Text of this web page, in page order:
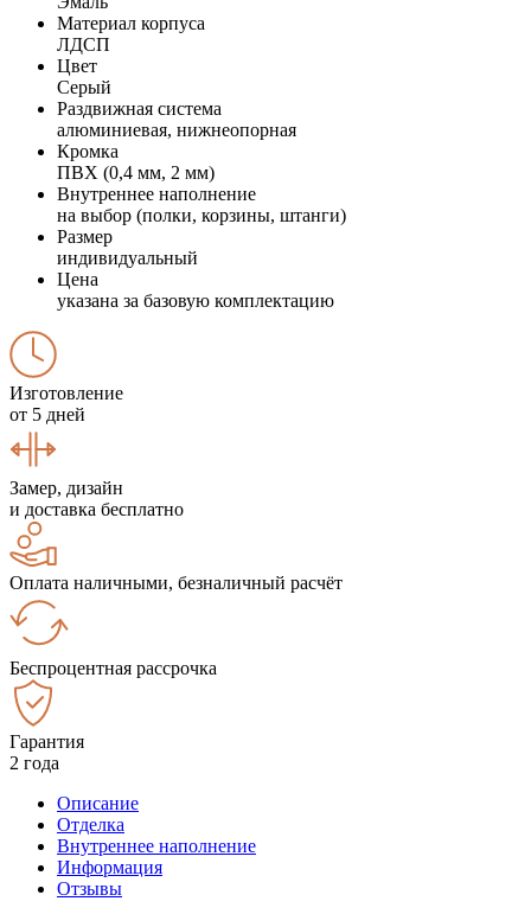
Материал корпуса
ЛДСП
Цвет
Серый
Раздвижная система
алюминиевая, нижнеопорная
Кромка
ПВХ (0,4 мм, 2 мм)
Внутреннее наполнение
на выбор (полки, корзины, штанги)
Размер
индивидуальный
Цена
указана за базовую комплектацию
Изготовление
от 5 дней
Замер, дизайн
и доставка бесплатно
Оплата наличными, безналичный расчёт
Беспроцентная рассрочка
Гарантия
2 года
Описание
Отделка
Внутреннее наполнение
Информация
Отзывы